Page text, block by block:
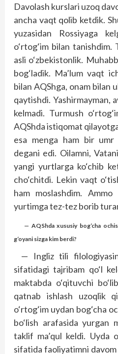
Davolash kurslari uzoq
ancha vaqt qolib ketdik.
yuzasidan Rossiyaga
o‘rtog‘im bilan tanishdim.
asli o‘zbekis­tonlik.
bog‘ladik. Ma’lum vaqt
bilan AQShga, onam bilan
qaytishdi. Yashirmayman,
kelmadi. Turmush
AQShda istiqomat
esa menga ham bir
degani edi. Oilamni,
yangi yurtlarga ko‘chib
cho‘chitdi. Lekin vaqt
ham moslashdim.
yurtimga tez-tez borib
— AQShda xususiy bog‘cha
g‘oyani sizga kim berdi?
— Ingliz tili
sifatidagi tajribam qo‘l
maktabda o‘qituvchi
qatnab ishlash uzoqlik
o‘rtog‘im uydan bog‘cha
bo‘lish arafasida yurgan
taklif ma’qul keldi. Uyda
sifatida faoliyatimni